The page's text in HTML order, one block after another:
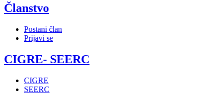
Članstvo
Postani član
Prijavi se
CIGRE- SEERC
CIGRE
SEERC